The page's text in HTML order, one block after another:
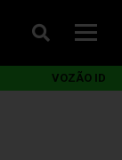
VOZÃO ID